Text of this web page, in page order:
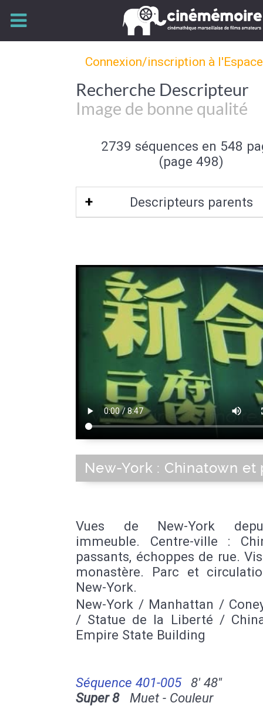
Connexion/inscription à
Recherche Descripteur
Image de bonne qualité
2739 séquences en 548
(page 498)
Descripteurs parents
New-York : Chinatown et
Vues de New-York
immeuble. Centre-ville :
passants, échoppes de rue.
monastère. Parc et
New-York.
New-York / Manhattan /
/ Statue de la Liberté /
Empire State Building
Séquence 401-005
8' 48''
Super 8Muet - Couleur